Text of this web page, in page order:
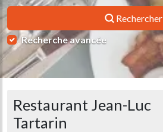
Rechercher
Recherche avancée
Restaurant Jean-Luc
Tartarin